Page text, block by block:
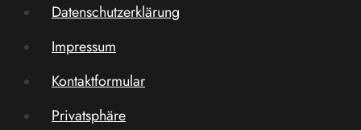
Datenschutzerklärung
Impressum
Kontaktformular
Privatsphäre